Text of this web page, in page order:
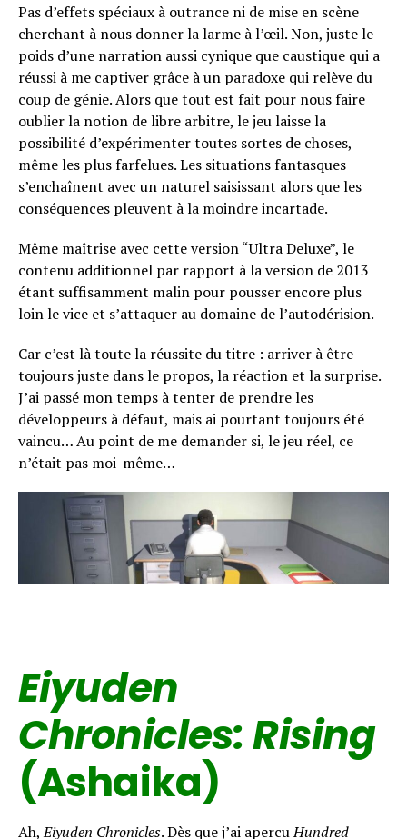
Pas d’effets spéciaux à outrance ni de mise en scène
cherchant à nous donner la larme à l’œil. Non, juste le
poids d’une narration aussi cynique que caustique qui a
réussi à me captiver grâce à un paradoxe qui relève du
coup de génie. Alors que tout est fait pour nous faire
oublier la notion de libre arbitre, le jeu laisse la
possibilité d’expérimenter toutes sortes de choses,
même les plus farfelues. Les situations fantasques
s’enchaînent avec un naturel saisissant alors que les
conséquences pleuvent à la moindre incartade.
Même maîtrise avec cette version “Ultra Deluxe”, le
contenu additionnel par rapport à la version de 2013
étant suffisamment malin pour pousser encore plus
loin le vice et s’attaquer au domaine de l’autodérision.
Car c’est là toute la réussite du titre : arriver à être
toujours juste dans le propos, la réaction et la surprise.
J’ai passé mon temps à tenter de prendre les
développeurs à défaut, mais ai pourtant toujours été
vaincu… Au point de me demander si, le jeu réel, ce
n’était pas moi-même…
Eiyuden
Chronicles: Rising
(Ashaika)
Ah,Eiyuden Chronicles. Dès que j’ai apercuHundred